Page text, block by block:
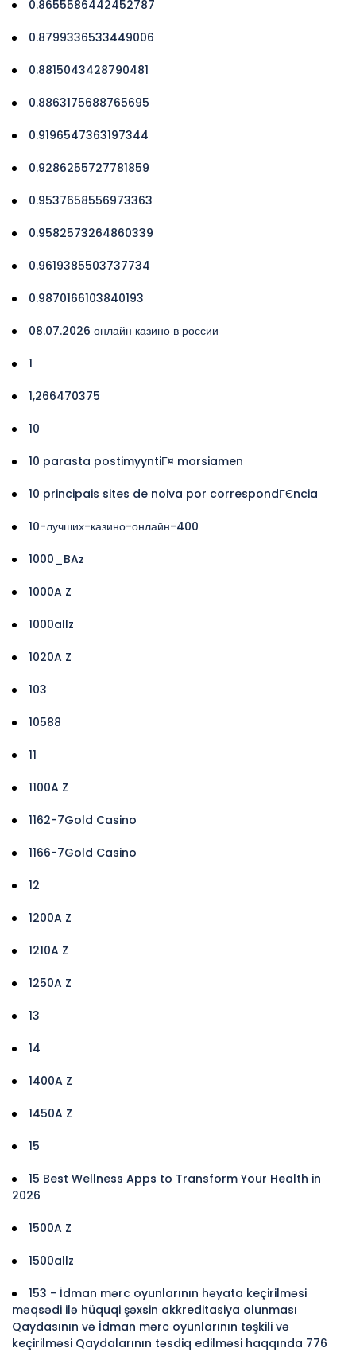
0.8655586442452787
0.8799336533449006
0.8815043428790481
0.8863175688765695
0.9196547363197344
0.9286255727781859
0.9537658556973363
0.9582573264860339
0.9619385503737734
0.9870166103840193
08.07.2026 онлайн казино в россии
1
1,266470375
10
10 parasta postimyyntiГ¤ morsiamen
10 principais sites de noiva por correspondГЄncia
10-лучших-казино-онлайн-400
1000_BAz
1000A Z
1000allz
1020A Z
103
10588
11
1100A Z
1162-7Gold Casino
1166-7Gold Casino
12
1200A Z
1210A Z
1250A Z
13
14
1400A Z
1450A Z
15
15 Best Wellness Apps to Transform Your Health in
2026
1500A Z
1500allz
153 - İdman mərc oyunlarının həyata keçirilməsi
məqsədi ilə hüquqi şəxsin akkreditasiya olunması
Qaydasının və İdman mərc oyunlarının təşkili və
keçirilməsi Qaydalarının təsdiq edilməsi haqqında 776